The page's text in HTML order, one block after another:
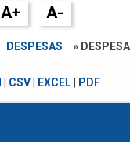
A+ A-
DESPESAS » DESPESA
CSV| EXCEL| PDF